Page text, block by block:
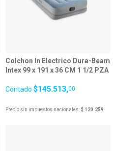
Colchon In Electrico Dura-Beam
Intex 99 x 191 x 36 CM 1 1/2 PZA
Contado $145.513,00
Precio sin impuestos nacionales: $ 120.259